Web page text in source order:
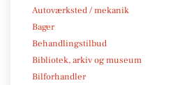
Autoværksted / mekanik
Bager
Behandlingstilbud
Bibliotek, arkiv og museum
Bilforhandler